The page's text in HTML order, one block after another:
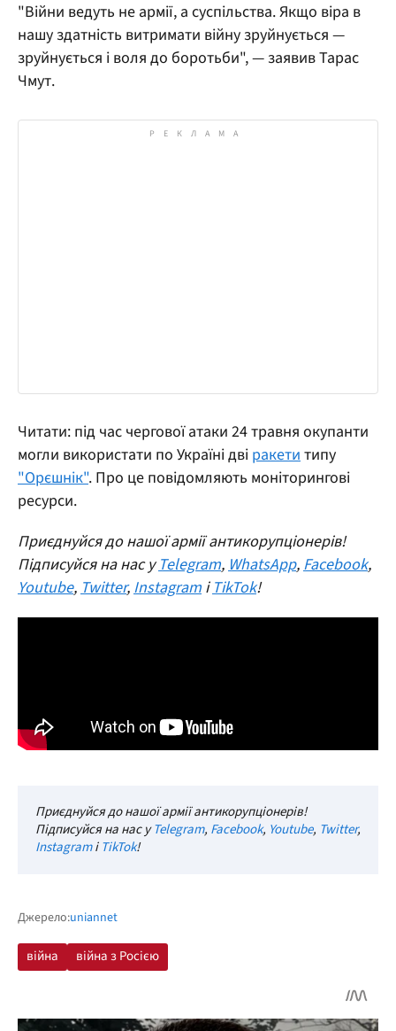
"Війни ведуть не армії, а суспільства. Якщо віра в
нашу здатність витримати війну зруйнується —
зруйнується і воля до боротьби", — заявив Тарас
Чмут.
Читати: під час чергової атаки 24 травня окупанти
могли використати по Україні дві ракетитипу
"Орєшнік". Про це повідомляють моніторингові
ресурси.
Приєднуйся до нашої армії антикорупціонерів!
Підписуйся на нас уTelegram,WhatsApp,Facebook,
Youtube,Twitter,Instagram іTikTok!
Приєднуйся до нашої армії антикорупціонерів!
Підписуйся на нас уTelegram, Facebook, Youtube, Twitter,
InstagramіTikTok!
Джерело:uniannet
війна війна з Росією